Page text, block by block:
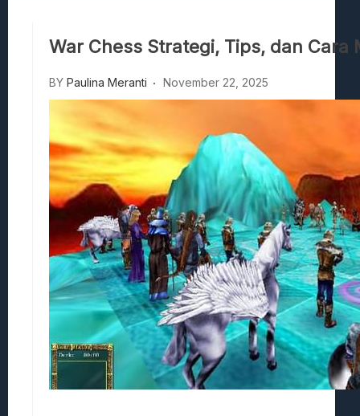
Beasts Of Bermuda: Panduan Bermain
Desolate: Tips Bertahan Dan Strategi
War Chess Strategi, Tips, dan
BY Paulina Meranti November 22, 2025